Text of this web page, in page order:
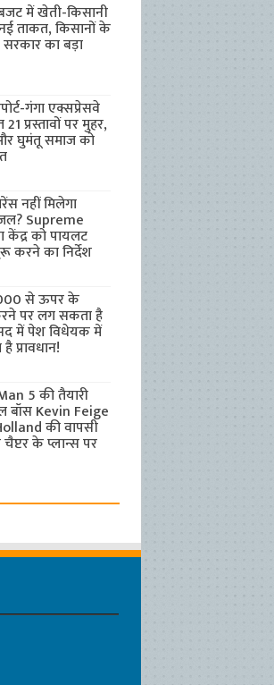
में खेती-किसानी
ताकत, किसानों के
सरकार का बड़ा
गंगा एक्सप्रेसवे
प्रस्तावों पर मुहर,
घुमंतू समाज को
नहीं मिलेगा
Supreme
केंद्र को पायलट
करने का निर्देश
से ऊपर के
पर लग सकता है
में पेश विधेयक में
प्रावधान!
5 की तैयारी
बॉस Kevin Feige
की वापसी
के प्लान्स पर